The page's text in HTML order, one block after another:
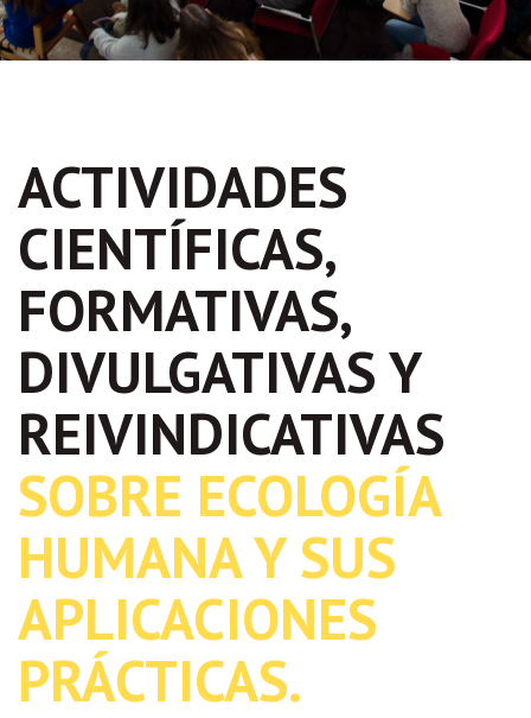
ACTIVIDADES
CIENTÍFICAS,
FORMATIVAS,
DIVULGATIVAS Y
REIVINDICATIVAS
SOBRE ECOLOGÍA
HUMANA Y SUS
APLICACIONES
PRÁCTICAS.